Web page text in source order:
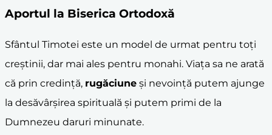
Aportul la Biserica Ortodoxă
Sfântul Timotei este un model de urmat pentru toți
creștinii, dar mai ales pentru monahi. Viața sa ne arată
că prin credință, rugăciune și nevoință putem ajunge
la desăvârșirea spirituală și putem primi de la
Dumnezeu daruri minunate.